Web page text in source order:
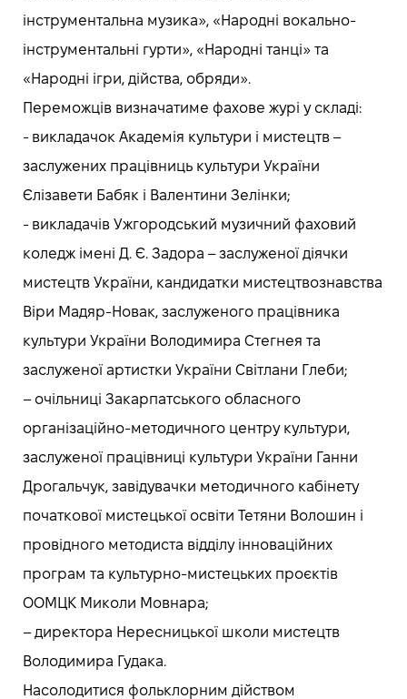
інструментальна музика», «Народні вокально-
інструментальні гурти», «Народні танці» та
«Народні ігри, дійства, обряди».
Переможців визначатиме фахове журі у складі:
-️ викладачок Академія культури і мистецтв –
заслужених працівниць культури України
Єлізавети Бабяк і Валентини Зелінки;
-️ викладачів Ужгородський музичний фаховий
коледж імені Д. Є. Задора – заслуженої діячки
мистецтв України, кандидатки мистецтвознавства
Віри Мадяр-Новак, заслуженого працівника
культури України Володимира Стегнея та
заслуженої артистки України Світлани Глеби;
– очільниці Закарпатського обласного
організаційно-методичного центру культури,
заслуженої працівниці культури України Ганни
Дрогальчук, завідувачки методичного кабінету
початкової мистецької освіти Тетяни Волошин і
провідного методиста відділу інноваційних
програм та культурно-мистецьких проєктів
ООМЦК Миколи Мовнара;
– директора Нересницької школи мистецтв
Володимира Гудака.
Насолодитися фольклорним дійством